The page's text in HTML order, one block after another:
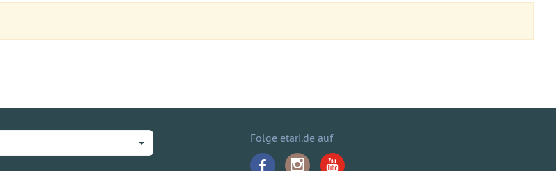
Folge etari.de auf